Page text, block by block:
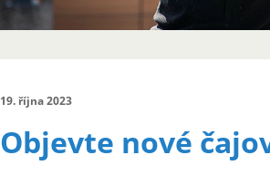
19. října 2023
Objevte nové